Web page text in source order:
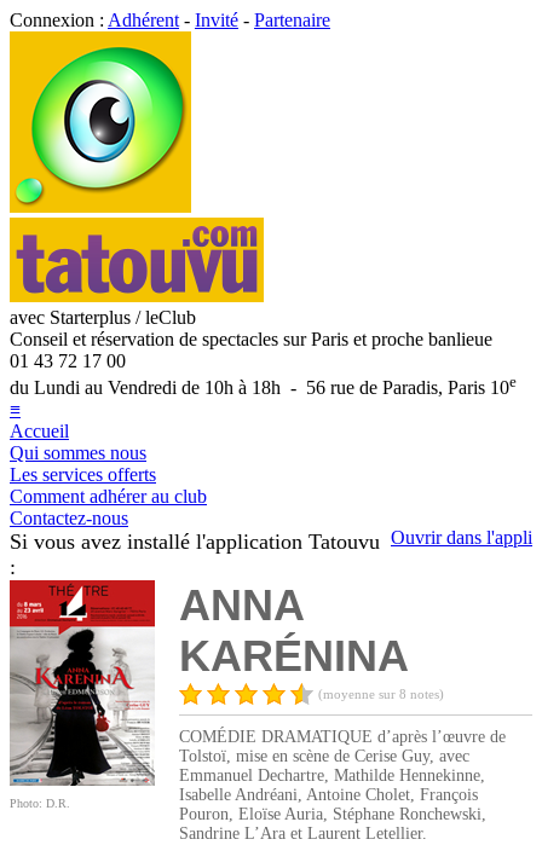
Connexion : Adhérent - Invité - Partenaire
avec Starterplus / leClub
Conseil et réservation de spectacles sur Paris et proche banlieue
01 43 72 17 00
du Lundi au Vendredi de 10h à 18h - 56 rue de Paradis, Paris 10e
≡
Accueil
Qui sommes nous
Les services offerts
Comment adhérer au club
Contactez-nous
Ouvrir dans l'appli
Si vous avez installé l'application Tatouvu
:
Photo: D.R.
ANNA
KARÉNINA
(moyenne sur 8 notes)
COMÉDIE DRAMATIQUE d’après l’œuvre de
Tolstoï, mise en scène de Cerise Guy, avec
Emmanuel Dechartre, Mathilde Hennekinne,
Isabelle Andréani, Antoine Cholet, François
Pouron, Eloïse Auria, Stéphane Ronchewski,
Sandrine L’Ara et Laurent Letellier.